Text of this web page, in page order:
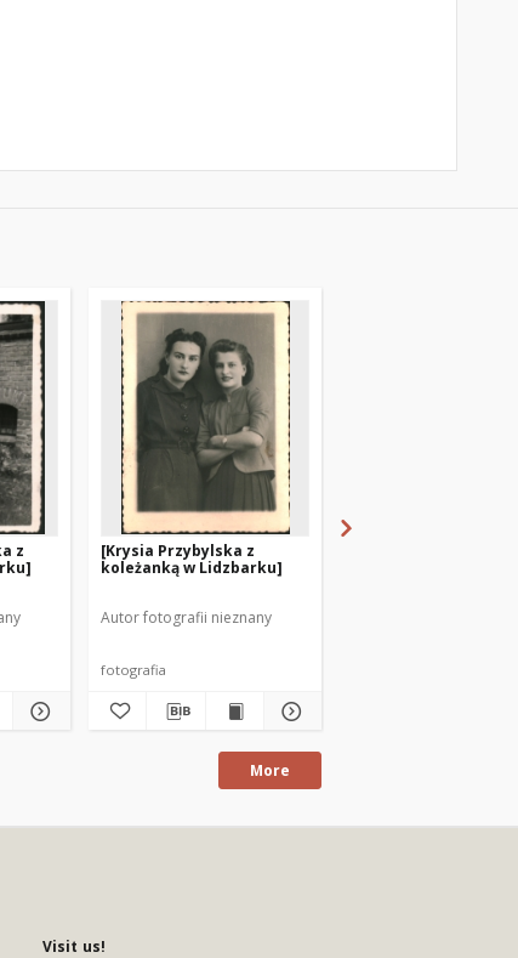
z
[Krysia Przybylska z
koleżanką w Lidzbarku]
Autor fotografii nieznany
fotografia
More
Visit us!